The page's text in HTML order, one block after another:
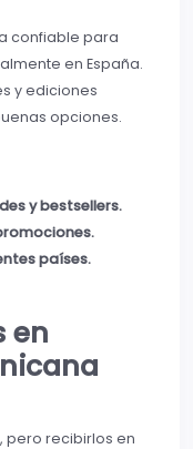
confiable para
en España.
y ediciones
opciones.
y bestsellers.
países.
en
pero recibirlos en